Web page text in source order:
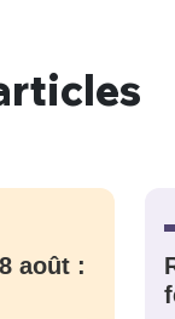
août :
vous